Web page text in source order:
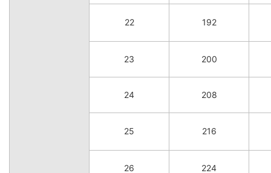
22 192
23 200
24 208
25 216
26 224